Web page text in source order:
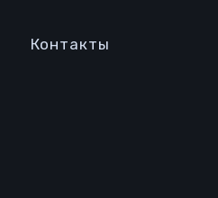
Контакты